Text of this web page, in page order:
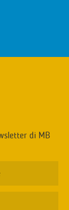
di MB